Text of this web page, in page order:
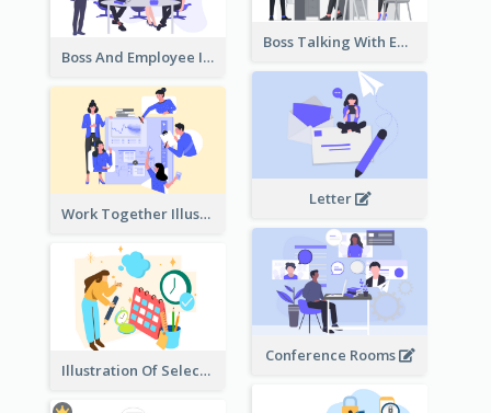
Boss Talking With Employee Illustration
Boss And Employee Illustration
Letter
Work Together Illustration
Conference Rooms
Illustration Of Select Date & Time